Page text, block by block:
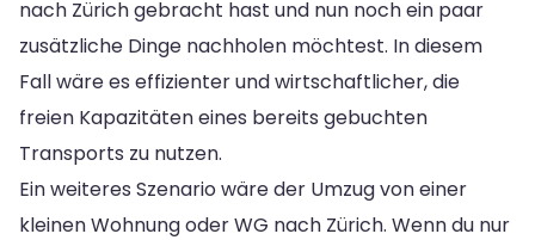
nach Zürich gebracht hast und nun noch ein paar
zusätzliche Dinge nachholen möchtest. In diesem
Fall wäre es effizienter und wirtschaftlicher, die
freien Kapazitäten eines bereits gebuchten
Transports zu nutzen.
Ein weiteres Szenario wäre der Umzug von einer
kleinen Wohnung oder WG nach Zürich. Wenn du nur